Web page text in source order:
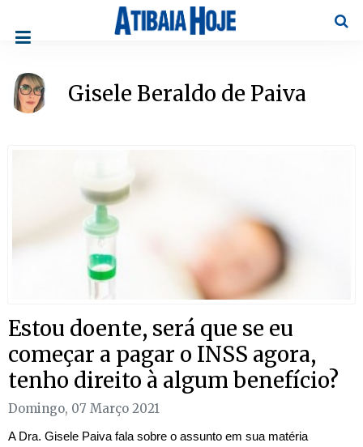
Gisele Beraldo de Paiva
Estou doente, será que se eu
começar a pagar o INSS agora,
tenho direito à algum benefício?
Domingo, 07 Março 2021
A Dra. Gisele Paiva fala sobre o assunto em sua matéria